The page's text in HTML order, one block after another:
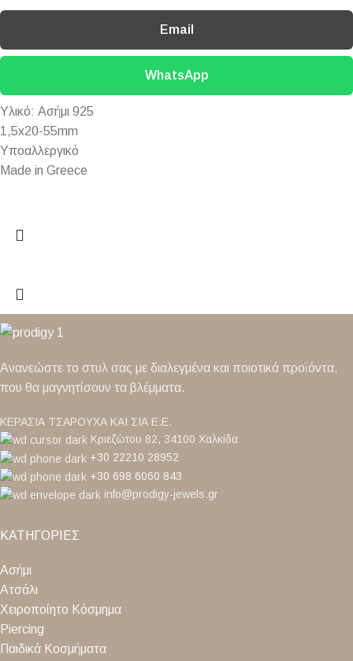
Email
WhatsApp
Yλικό: Ασήμι 925
1,5x20-55mm
Υποαλλεργικό
Made in Greece
Ανανεώστε το στυλ σας με διαλεγμένα και ποιοτικά προϊόντα,
που θα μαγνητίσουν τα βλέμματα.
ΚΕΡΑΣΙΑ ΤΣΑΡΟΥΧΑ ΚΑΙ ΣΙΑ Ε.Ε.
Κριεζώτου 82, 34100 Χαλκίδα
+30 22210 28952
+30 698 6060 843
info@prodigy-jewels.gr
ΚΑΤΗΓΟΡΙΕΣ
Ασήμι
Ατσάλι
Χειροποίητο Κόσμημα
Piercing
Παιδικά Κοσμήματα